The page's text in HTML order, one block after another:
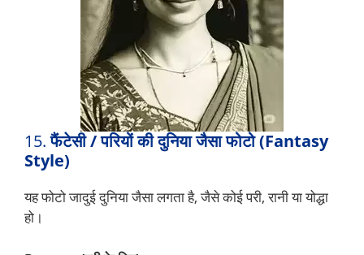
15.फैंटेसी / परियों की दुनिया जैसा फोटो (Fantasy
Style)
यह फोटो जादुई दुनिया जैसा लगता है, जैसे कोई परी, रानी या योद्धा
हो।